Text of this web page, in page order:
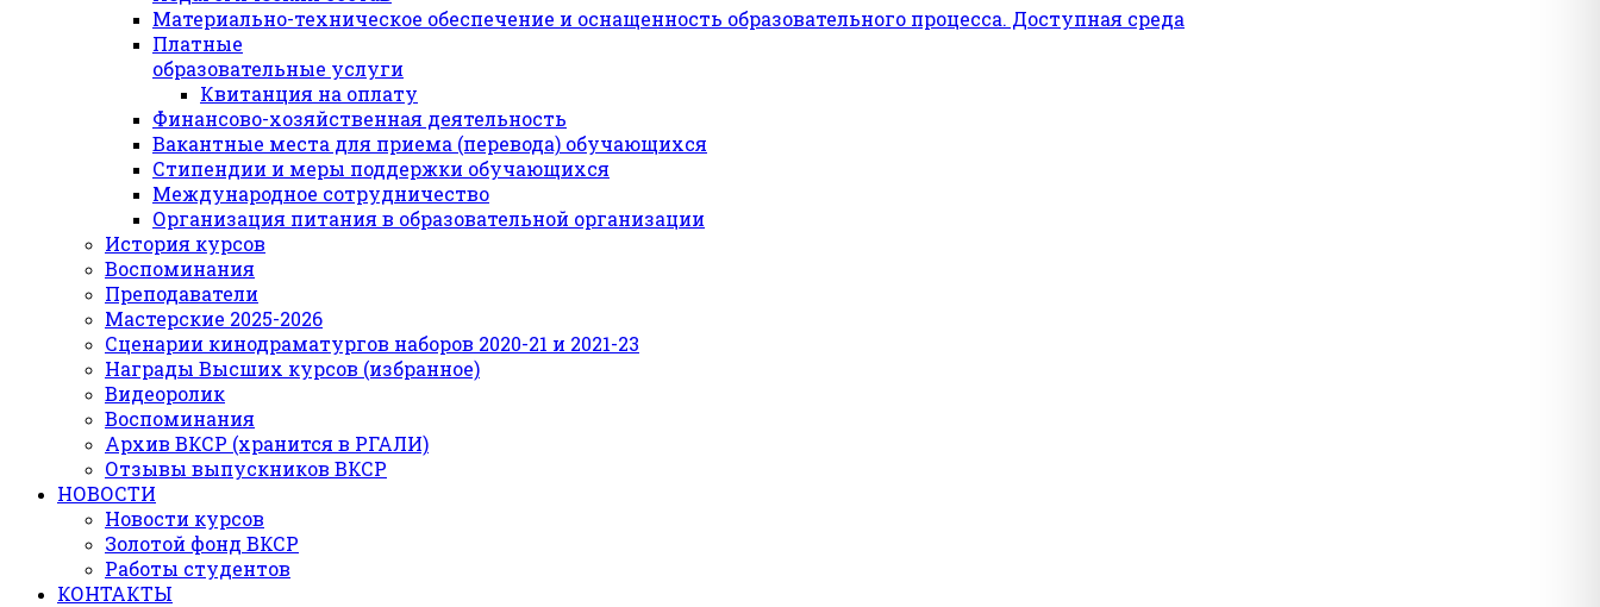
Материально-техническое обеспечение и оснащенность образовательного процесса. Доступная среда
Платные
образовательные услуги
Квитанция на оплату
Финансово-хозяйственная деятельность
Вакантные места для приема (перевода) обучающихся
Стипендии и меры поддержки обучающихся
Международное сотрудничество
Организация питания в образовательной организации
История курсов
Воспоминания
Преподаватели
Мастерские 2025-2026
Сценарии кинодраматургов наборов 2020-21 и 2021-23
Награды Высших курсов (избранное)
Видеоролик
Воспоминания
Архив ВКСР (хранится в РГАЛИ)
Отзывы выпускников ВКСР
НОВОСТИ
Новости курсов
Золотой фонд ВКСР
Работы студентов
КОНТАКТЫ